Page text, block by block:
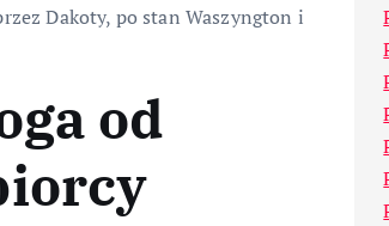
Dakoty, po stan Waszyngton i
od